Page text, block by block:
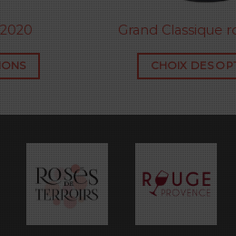
Grand Classique
CHOIX DES